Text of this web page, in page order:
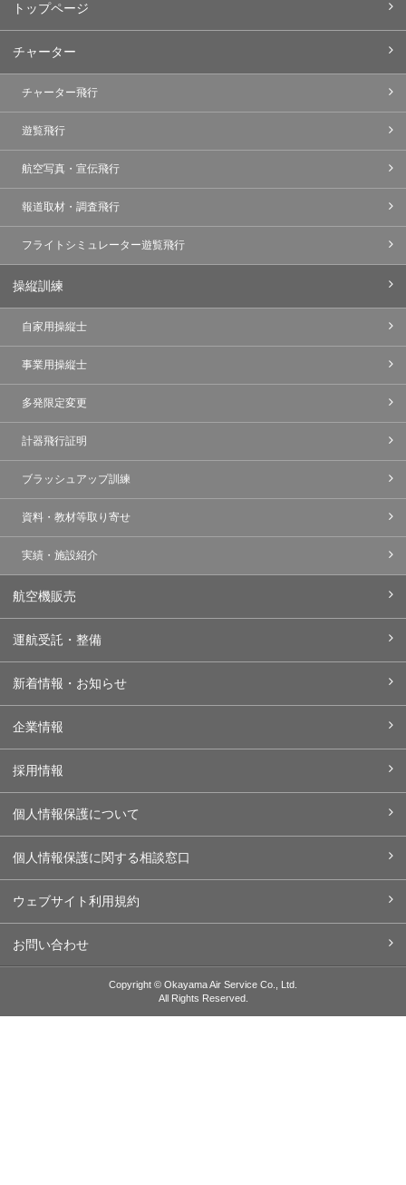
トップページ
チャーター
チャーター飛行
遊覧飛行
航空写真・宣伝飛行
報道取材・調査飛行
フライトシミュレーター遊覧飛行
操縦訓練
自家用操縦士
事業用操縦士
多発限定変更
計器飛行証明
ブラッシュアップ訓練
資料・教材等取り寄せ
実績・施設紹介
航空機販売
運航受託・整備
新着情報・お知らせ
企業情報
採用情報
個人情報保護について
個人情報保護に関する相談窓口
ウェブサイト利用規約
お問い合わせ
Copyright © Okayama Air Service Co., Ltd.
All Rights Reserved.